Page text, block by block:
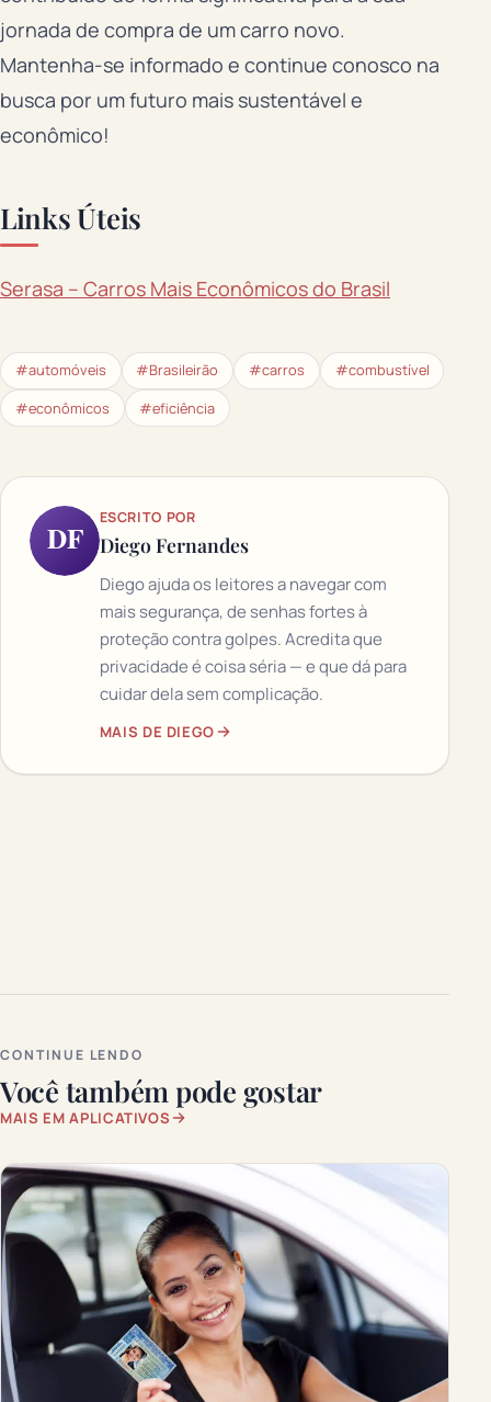
jornada de compra de um carro novo.
Mantenha-se informado e continue conosco na
busca por um futuro mais sustentável e
econômico!
Links Úteis
Serasa – Carros Mais Econômicos do Brasil
#automóveis #Brasileirão #carros
#combustível
#econômicos
#eficiência
DF
ESCRITO POR
Diego Fernandes
Diego ajuda os leitores a navegar com
mais segurança, de senhas fortes à
proteção contra golpes. Acredita que
privacidade é coisa séria — e que dá para
cuidar dela sem complicação.
MAIS DE DIEGO
CONTINUE LENDO
Você também pode gostar
MAIS EM APLICATIVOS